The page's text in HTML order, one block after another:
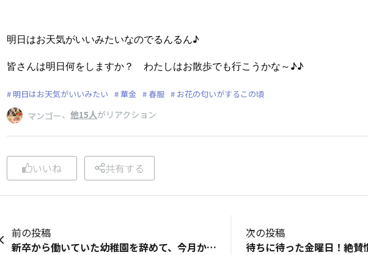
明日はお天気がいいみたいなのでるんるん♪
皆さんは明日何をしますか？ わたしはお散歩でも行こうかな～♪♪
明日はお天気がいいみたい 華金 春服 お花の匂いがするこの頃
マンゴー、 他15人がリアクション
いいね 共有する
前の投稿
新卒から働いていた幼稚園を辞めて、今月から保育園へ転職しました！乳児担当になり、まだ数日ですが自分は幼児が好きだと気付いて、続けられるか不安です。。
次の投稿